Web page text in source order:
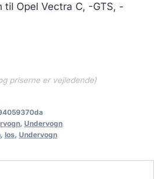
til Opel Vectra C, -GTS, -
priserne er vejledende)
, Undervogn
, los, Undervogn